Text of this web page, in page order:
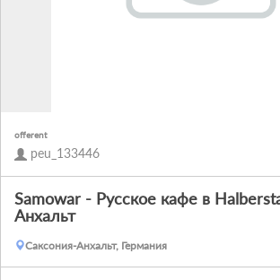
offerent
peu_133446
Samowar - Русское кафе в
Анхальт
Саксония-Анхальт, Германия